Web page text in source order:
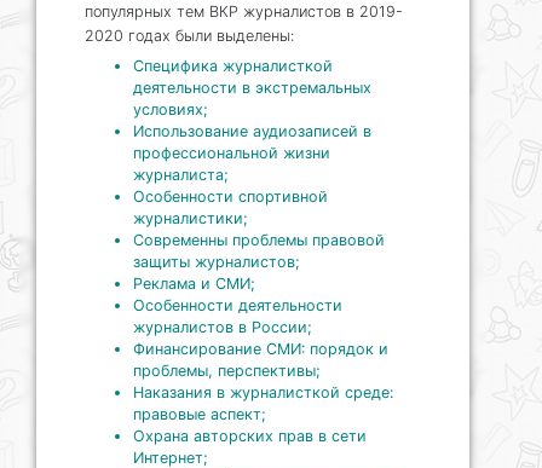
популярных тем ВКР журналистов в 2019-
2020 годах были выделены:
Специфика журналисткой
деятельности в экстремальных
условиях;
Использование аудиозаписей в
профессиональной жизни
журналиста;
Особенности спортивной
журналистики;
Современны проблемы правовой
защиты журналистов;
Реклама и СМИ;
Особенности деятельности
журналистов в России;
Финансирование СМИ: порядок и
проблемы, перспективы;
Наказания в журналисткой среде:
правовые аспект;
Охрана авторских прав в сети
Интернет;